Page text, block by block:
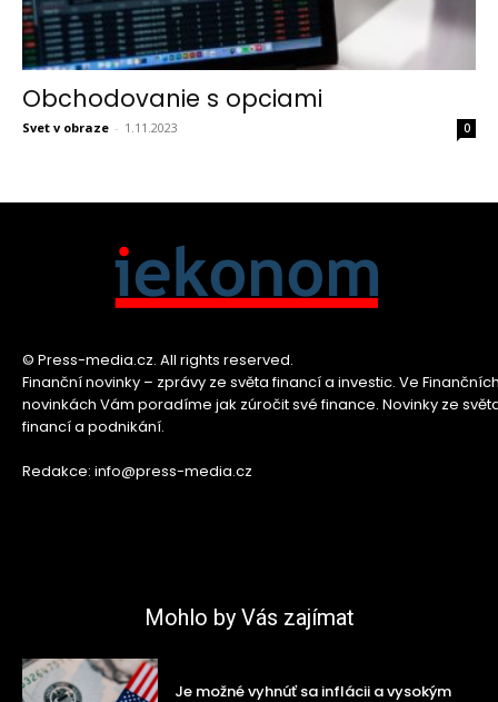
Obchodovanie s opciami
Svet v obraze - 1.11.2023 0
© Press-media.cz. All rights reserved.
Finanční novinky – zprávy ze světa financí a investic. Ve
novinkách Vám poradíme jak zúročit své finance. Novinky ze
financí a podnikání.
Redakce: info@press-media.cz
Mohlo by Vás zajímat
Je možné vyhnúť sa inflácii a vysokým